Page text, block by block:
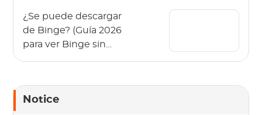
¿Se puede descargar
de Binge? (Guía 2026
para ver Binge sin
Notice